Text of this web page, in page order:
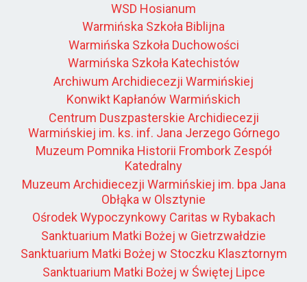
WSD Hosianum
Warmińska Szkoła Biblijna
Warmińska Szkoła Duchowości
Warmińska Szkoła Katechistów
Archiwum Archidiecezji Warmińskiej
Konwikt Kapłanów Warmińskich
Centrum Duszpasterskie Archidiecezji
Warmińskiej im. ks. inf. Jana Jerzego Górnego
Muzeum Pomnika Historii Frombork Zespół
Katedralny
Muzeum Archidiecezji Warmińskiej im. bpa Jana
Obłąka w Olsztynie
Ośrodek Wypoczynkowy Caritas w Rybakach
Sanktuarium Matki Bożej w Gietrzwałdzie
Sanktuarium Matki Bożej w Stoczku Klasztornym
Sanktuarium Matki Bożej w Świętej Lipce